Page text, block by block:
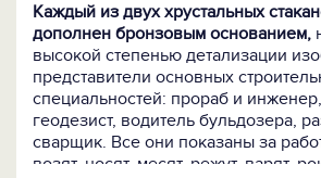
Каждый из двух хрустальных
дополнен бронзовым основанием,
высокой степенью детализации
представители основных
специальностей: прораб и
геодезист, водитель бульдозера,
сварщик. Все они показаны за
возят, носят, месят, режут, варят,